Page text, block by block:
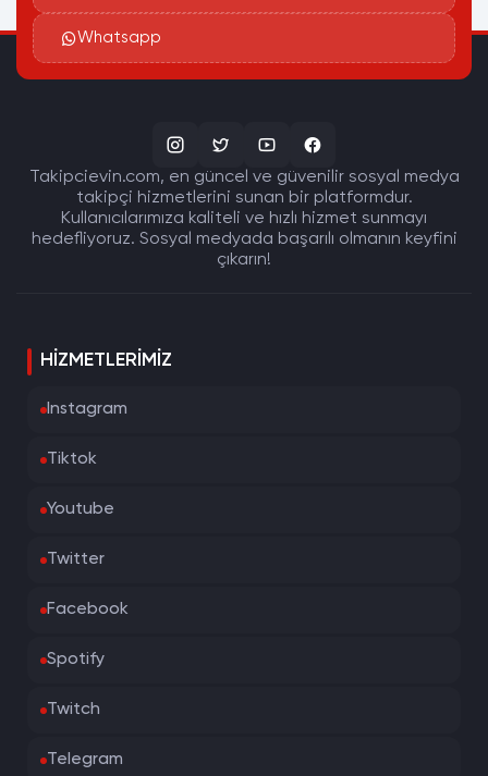
Whatsapp
Takipcievin.com, en güncel ve güvenilir sosyal medya
takipçi hizmetlerini sunan bir platformdur.
Kullanıcılarımıza kaliteli ve hızlı hizmet sunmayı
hedefliyoruz. Sosyal medyada başarılı olmanın keyfini
çıkarın!
HIZMETLERIMIZ
Instagram
Tiktok
Youtube
Twitter
Facebook
Spotify
Twitch
Telegram